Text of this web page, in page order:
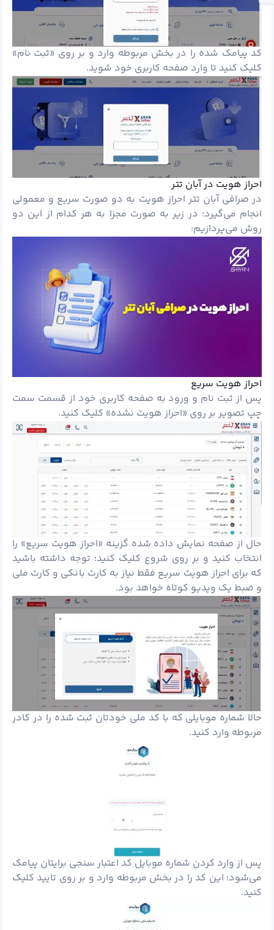
کد پیامک شده را در بخش مربوطه وارد و بر روی «ثبت نام»
کلیک کنید تا وارد صفحه کاربری خود شوید.
احراز هویت در آبان تتر
در صرافی آبان تتر احراز هویت به دو صورت سریع و معمولی
انجام می‌گیرد؛ در زیر به صورت مجزا به هر کدام از این دو
روش می‌پردازیم:
احراز هویت سریع
پس از ثبت نام و ورود به صفحه کاربری خود از قسمت سمت
چپ تصویر بر روی «احراز هویت نشده» کلیک کنید.
حال از صفحه نمایش داده شده گزینه «احراز هویت سریع» را
انتخاب کنید و بر روی شروع کلیک کنید؛ توجه داشته باشید
که برای احراز هویت سریع فقط نیاز به کارت بانکی و کارت ملی
و ضبط یک ویدیو کوتاه خواهد بود.
حالا شماره موبایلی که با کد ملی خودتان ثبت شده را در کادر
مربوطه وارد کنید.
پس از وارد کردن شماره موبایل کد اعتبار سنجی برایتان پیامک
می‌شود؛ این کد را در بخش مربوطه وارد و بر روی تایید کلیک
کنید.